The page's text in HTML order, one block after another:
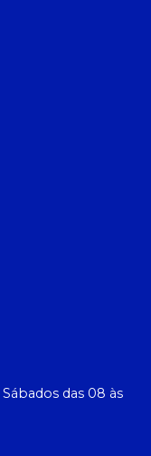
das 08 às